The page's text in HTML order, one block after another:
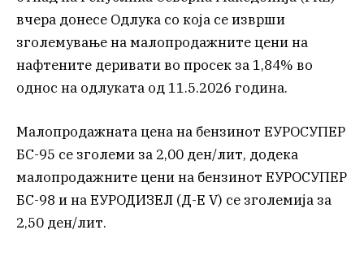
вчера донесе Одлука со која се изврши
зголемување на малопродажните цени на
нафтените деривати во просек за 1,84% во
однос на одлуката од 11.5.2026 година.
Малопродажната цена на бензинот ЕУРОСУПЕР
БС-95 се зголеми за 2,00 ден/лит, додека
малопродажните цени на бензинот ЕУРОСУПЕР
БС-98 и на ЕУРОДИЗЕЛ (Д-Е V) се зголемија за
2,50 ден/лит.